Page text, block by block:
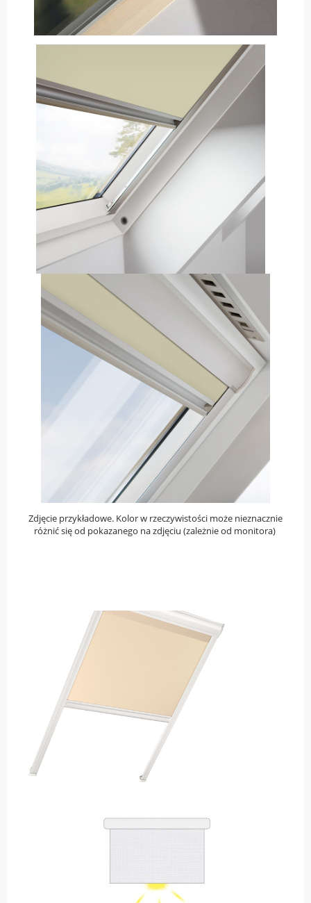
Zdjęcie przykładowe. Kolor w rzeczywistości może nieznacznie
różnić się od pokazanego na zdjęciu (zależnie od monitora)